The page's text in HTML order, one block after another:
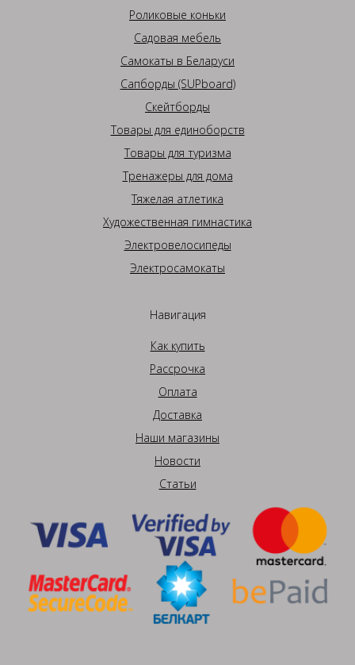
Роликовые коньки
Садовая мебель
Самокаты в Беларуси
Сапборды (SUPboard)
Скейтборды
Товары для единоборств
Товары для туризма
Тренажеры для дома
Тяжелая атлетика
Художественная гимнастика
Электровелосипеды
Электросамокаты
Навигация
Как купить
Рассрочка
Оплата
Доставка
Наши магазины
Новости
Статьи